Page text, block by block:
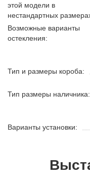
этой модели в
нестандартных
Возможные варианты
остекления:
Тип и размеры короба:
Тип размеры наличника:
Варианты установки: